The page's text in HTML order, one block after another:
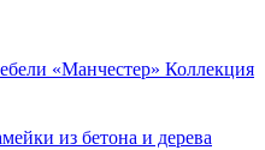
«Манчестер» Коллекция
из бетона и дерева